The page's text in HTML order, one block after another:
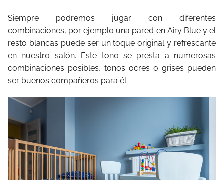
Siempre podremos jugar con diferentes
combinaciones, por ejemplo una pared en Airy Blue y el
resto blancas puede ser un toque original y refrescante
en nuestro salón. Este tono se presta a numerosas
combinaciones posibles, tonos ocres o grises pueden
ser buenos compañeros para él.